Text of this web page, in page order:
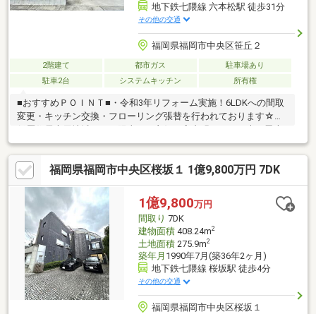
地下鉄七隈線 六本松駅 徒歩31分
その他の交通
福岡県福岡市中央区笹丘２
2階建て 都市ガス
駐車場あり
駐車2台
システムキッチン 所有権
■おすすめＰＯＩＮＴ■・令和3年リフォーム実施！6LDKへの間取
変更・キッチン交換・フローリング張替を行われております☆・
を充分に受けることができます♪・リビング階段を採用！家族のコ
ミュニケーションが自然と増える設計です☆また、洗面室がすぐ
隣に配置され、家事効率も上がります！・都市ガス仕様！月々の
ランニングコスト削減を見込むことができ、ガスコンロを使って
しっかりお料理したい方にもおすすめです☆・笹丘小学校まで徒
歩約9分！友泉中学校まで徒歩約14分！小中学校が近く、子育て
世帯に嬉しい住環境です◎
福岡県福岡市中央区桜坂１ 1億9,800万円 7DK
1億9,800万円
間取り 7DK
建物面積408.24m2
土地面積275.9m2
築年月 1990年7月(築36年2ヶ月)
地下鉄七隈線 桜坂駅 徒歩4分
その他の交通
福岡県福岡市中央区桜坂１